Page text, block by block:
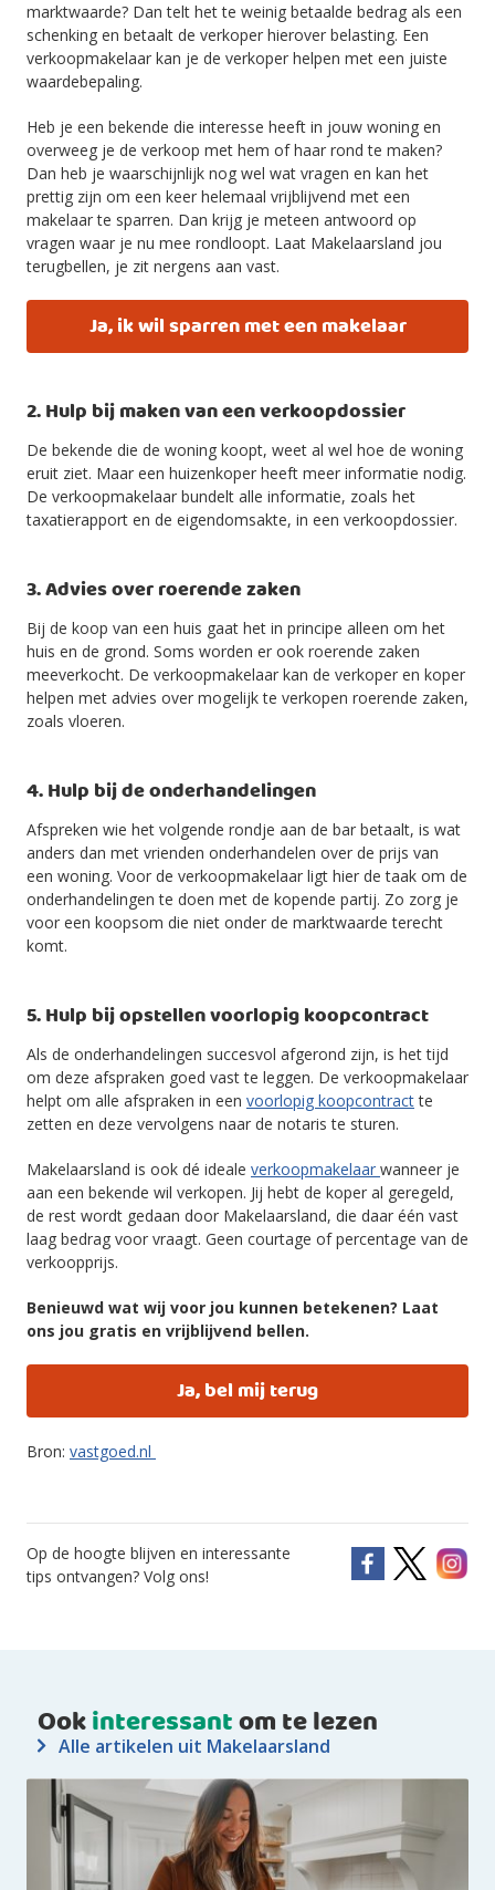
marktwaarde? Dan telt het te weinig betaalde bedrag als een
schenking en betaalt de verkoper hierover belasting. Een
verkoopmakelaar kan je de verkoper helpen met een juiste
waardebepaling.
Heb je een bekende die interesse heeft in jouw woning en
overweeg je de verkoop met hem of haar rond te maken?
Dan heb je waarschijnlijk nog wel wat vragen en kan het
prettig zijn om een keer helemaal vrijblijvend met een
makelaar te sparren. Dan krijg je meteen antwoord op
vragen waar je nu mee rondloopt. Laat Makelaarsland jou
terugbellen, je zit nergens aan vast.
Ja, ik wil sparren met een makelaar
2. Hulp bij maken van een verkoopdossier
De bekende die de woning koopt, weet al wel hoe de woning
eruit ziet. Maar een huizenkoper heeft meer informatie nodig.
De verkoopmakelaar bundelt alle informatie, zoals het
taxatierapport en de eigendomsakte, in een verkoopdossier.
3. Advies over roerende zaken
Bij de koop van een huis gaat het in principe alleen om het
huis en de grond. Soms worden er ook roerende zaken
meeverkocht. De verkoopmakelaar kan de verkoper en koper
helpen met advies over mogelijk te verkopen roerende zaken,
zoals vloeren.
4. Hulp bij de onderhandelingen
Afspreken wie het volgende rondje aan de bar betaalt, is wat
anders dan met vrienden onderhandelen over de prijs van
een woning. Voor de verkoopmakelaar ligt hier de taak om de
onderhandelingen te doen met de kopende partij. Zo zorg je
voor een koopsom die niet onder de marktwaarde terecht
komt.
5. Hulp bij opstellen voorlopig koopcontract
Als de onderhandelingen succesvol afgerond zijn, is het tijd
om deze afspraken goed vast te leggen. De verkoopmakelaar
helpt om alle afspraken in een voorlopig koopcontractte
zetten en deze vervolgens naar de notaris te sturen.
Makelaarsland is ook dé ideale verkoopmakelaar wanneer je
aan een bekende wil verkopen. Jij hebt de koper al geregeld,
de rest wordt gedaan door Makelaarsland, die daar één vast
laag bedrag voor vraagt. Geen courtage of percentage van de
verkoopprijs.
Benieuwd wat wij voor jou kunnen betekenen? Laat
ons jou gratis en vrijblijvend bellen.
Ja, bel mij terug
Bron: vastgoed.nl
Op de hoogte blijven en interessante
tips ontvangen? Volg ons!
Ookinteressantom te lezen
Alle artikelen uit Makelaarsland